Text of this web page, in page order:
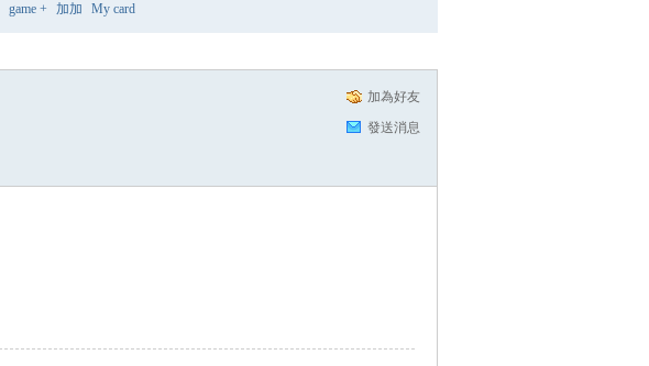
game + 加加 My card
加為好友
發送消息